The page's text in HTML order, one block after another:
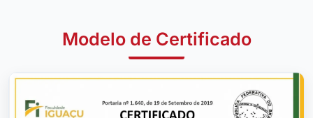
Modelo de Certificado